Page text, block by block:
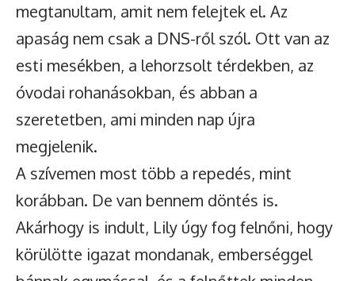
megtanultam, amit nem felejtek el. Az
apaság nem csak a DNS-ről szól. Ott van az
esti mesékben, a lehorzsolt térdekben, az
óvodai rohanásokban, és abban a
szeretetben, ami minden nap újra
megjelenik.
A szívemen most több a repedés, mint
korábban. De van bennem döntés is.
Akárhogy is indult, Lily úgy fog felnőni, hogy
körülötte igazat mondanak, emberséggel